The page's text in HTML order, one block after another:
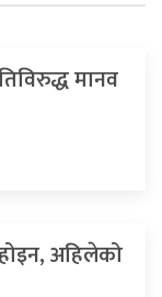
मानव
अहिलेको